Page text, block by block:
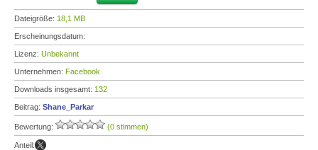
Dateigröße: 18,1 MB
Erscheinungsdatum:
Lizenz: Unbekannt
Unternehmen: Facebook
Downloads insgesamt: 132
Beitrag: Shane_Parkar
Bewertung: (0 stimmen)
Anteil: